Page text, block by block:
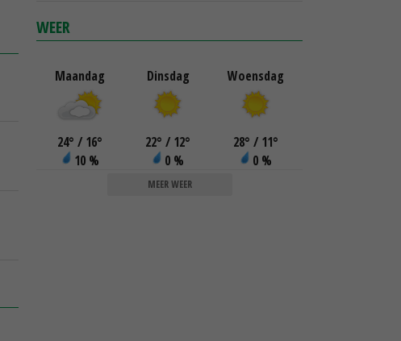
WEER
Maandag
24° / 16°
10 %
Dinsdag
22° / 12°
0 %
Woensdag
28° / 11°
0 %
MEER WEER